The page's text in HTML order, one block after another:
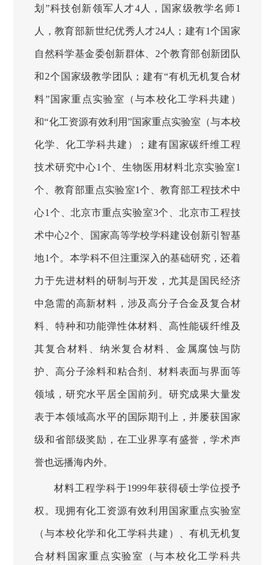
划”科技创新领军人才4人，国家级教学名师1
人，教育部新世纪优秀人才24人；建有1个国家
自然科学基金委创新群体、2个教育部创新团队
和2个国家级教学团队；建有“有机无机复合材
料”国家重点实验室（与本校化工学科共建）
和“化工资源有效利用”国家重点实验室（与本校
化学、化工学科共建）；建有国家碳纤维工程
技术研究中心1个、生物医用材料北京实验室1
个、教育部重点实验室1个、教育部工程技术中
心1个、北京市重点实验室3个、北京市工程技
术中心2个、国家高等学校学科建设创新引智基
地1个。本学科不但注重深入的基础研究，还着
力于先进材料的研制与开发，尤其是国民经济
中急需的高新材料，涉及高分子合金及复合材
料、特种和功能弹性体材料、高性能碳纤维及
其复合材料、纳米复合材料、金属腐蚀与防
护、高分子涂料和粘合剂、材料表面与界面等
领域，研究水平居全国前列。研究成果大量发
表于本领域高水平的国际期刊上，并屡获国家
级和省部级奖励，在工业界享有盛誉，学术声
誉也远播海内外。
材料工程学科于1999年获得硕士学位授予
权。现拥有化工资源有效利用国家重点实验室
（与本校化学和化工学科共建）、有机无机复
合材料国家重点实验室（与本校化工学科共